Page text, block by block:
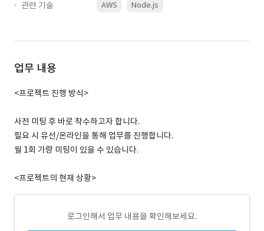
관련 기술
AWS Node.js
업무 내용
<프로젝트 진행 방식>
사전 미팅 후 바로 착수하고자 합니다.
필요 시 유선/온라인을 통해 업무를 진행합니다.
월 1회 가량 미팅이 있을 수 있습니다.
<프로젝트의 현재 상황>
로그인해서 업무 내용을 확인해보세요.